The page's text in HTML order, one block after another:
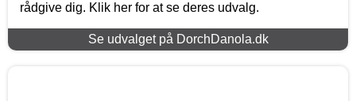
rådgive dig. Klik her for at se deres udvalg.
Se udvalget på DorchDanola.dk